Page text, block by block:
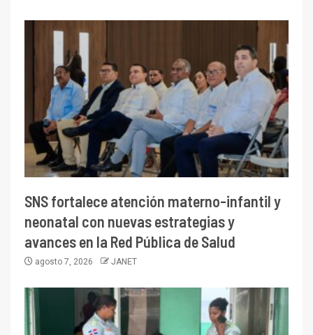
SNS fortalece atención materno-infantil y
neonatal con nuevas estrategias y
avances en la Red Pública de Salud
agosto 7, 2026 JANET